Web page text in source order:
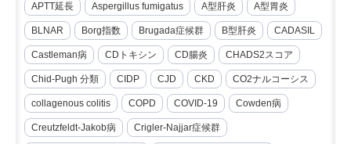
APTT延長 Aspergillus fumigatus A型肝炎 A型胃炎
BLNAR Borg指数 Brugada症候群 B型肝炎 CADASIL
Castleman病 CDトキシン CD腸炎 CHADS2スコア
Chid-Pugh 分類 CIDP CJD CKD CO2ナルコーシス
collagenous colitis COPD COVID-19 Cowden病
Creutzfeldt-Jakob病 Crigler-Najjar症候群